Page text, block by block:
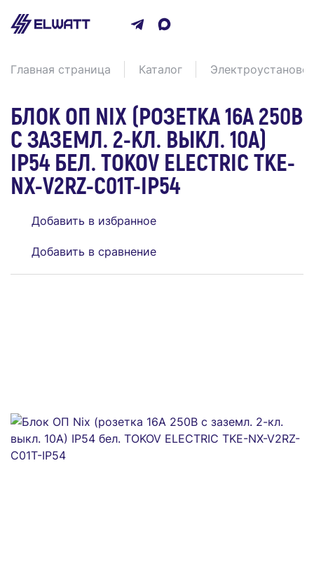
Главная страница Каталог
БЛОК ОП NIX (РОЗЕТКА 16А 250В
С ЗАЗЕМЛ. 2-КЛ. ВЫКЛ. 10А)
IP54 БЕЛ. TOKOV ELECTRIC TKE-
NX-V2RZ-C01T-IP54
Добавить в избранное
Добавить в сравнение